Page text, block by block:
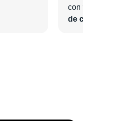
con tarjetas
de crédito